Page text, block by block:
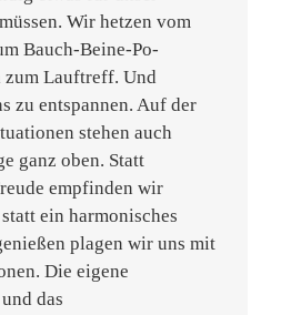
Wir hetzen vom
Bauch-Beine-Po-
zum Lauftreff. Und
zu entspannen. Auf der
stehen auch
ganz oben. Statt
empfinden wir
ein harmonisches
plagen wir uns mit
Die eigene
das